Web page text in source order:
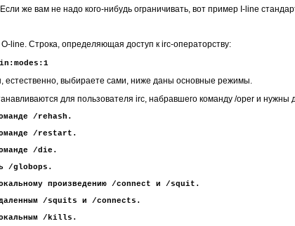
же вам не надо кого-нибудь ограничивать, вот пример I-line
line. Строка, определяющая доступ к irc-операторству:
in:modes:1
естественно, выбираете сами, ниже даны основные режимы.
для пользователя irc, набравшего команду /oper и нужны
/rehash.
/restart.
/die.
/globops.
произведению /connect и /squit.
/squits и /connects.
/kills.